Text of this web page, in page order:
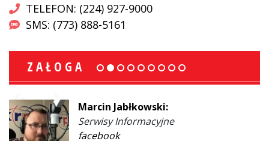
TELEFON: (224) 927-9000
SMS: (773) 888-5161
ZAŁOGA
Marcin Jabłkowski:
Serwisy Informacyjne
facebook